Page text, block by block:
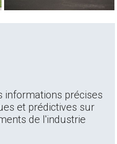
informations précises
et prédictives sur
de l'industrie